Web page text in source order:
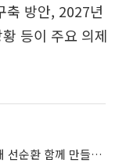
축 방안, 2027년
등이 주요 의제
께 만들어가길 희망"